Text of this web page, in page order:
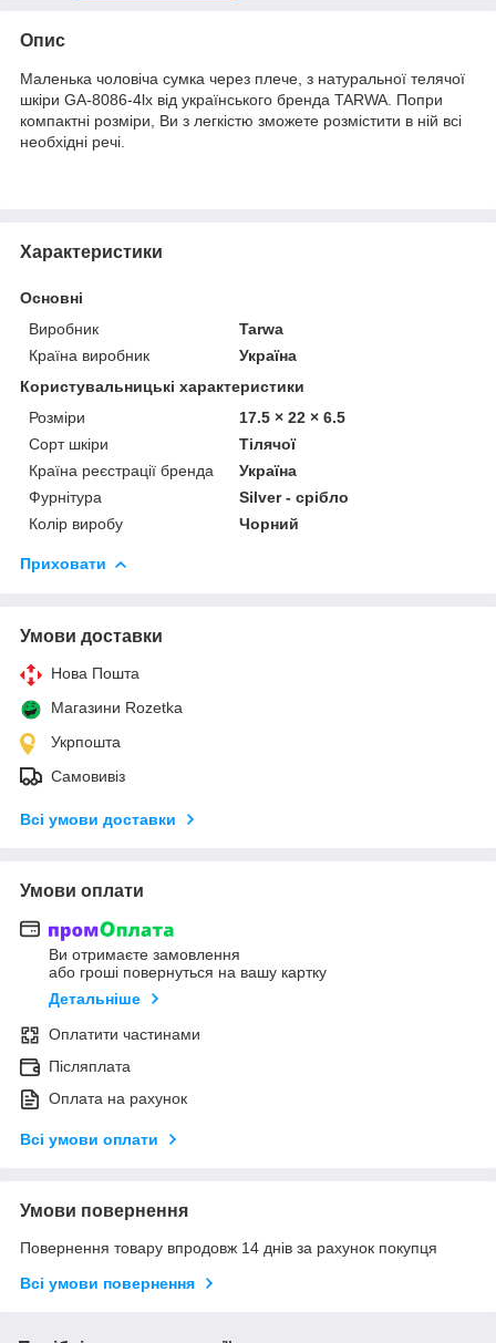
Опис
Маленька чоловіча сумка через плече, з натуральної телячої
шкіри GA-8086-4lx від українського бренда TARWA. Попри
компактні розміри, Ви з легкістю зможете розмістити в ній всі
необхідні речі.
Характеристики
Основні
Виробник
Tarwa
Країна виробник
Україна
Користувальницькі характеристики
Розміри
17.5 × 22 × 6.5
Сорт шкіри
Тілячої
Країна реєстрації бренда
Україна
Фурнітура
Silver - срібло
Колір виробу
Чорний
Приховати
Умови доставки
Нова Пошта
Магазини Rozetka
Укрпошта
Самовивіз
Всі умови доставки
Умови оплати
Ви отримаєте замовлення
або гроші повернуться на вашу картку
Детальніше
Оплатити частинами
Післяплата
Оплата на рахунок
Всі умови оплати
Умови повернення
Повернення товару впродовж 14 днів за рахунок покупця
Всі умови повернення